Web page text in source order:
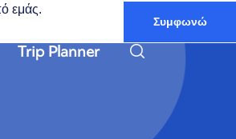
εμάς.
Συμφωνώ
Trip Planner